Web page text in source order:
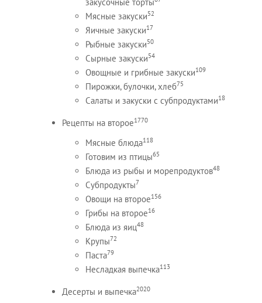
Мясные закуски52
Яичные закуски17
Рыбные закуски50
Сырные закуски54
Овощные и грибные закуски109
Пирожки, булочки, хлеб75
Салаты и закуски с субпродуктами18
Рецепты на второе1770
Мясные блюда118
Готовим из птицы65
Блюда из рыбы и морепродуктов48
Субпродукты7
Овощи на второе156
Грибы на второе16
Блюда из яиц48
Крупы72
Паста79
Несладкая выпечка113
Десерты и выпечка2020